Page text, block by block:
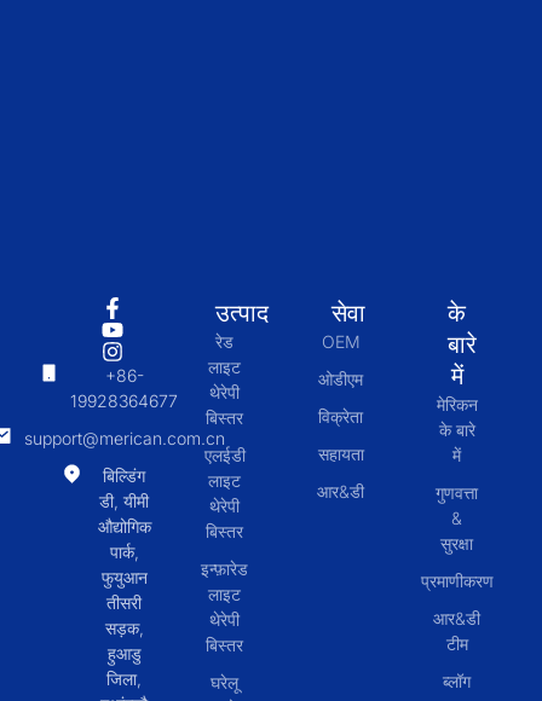
+86-
19928364677
support@merican.com.cn
बिल्डिंग
डी, यीमी
औद्योगिक
पार्क,
फुयुआन
तीसरी
सड़क,
हुआडु
जिला,
उत्पाद
रेड
लाइट
थेरेपी
बिस्तर
एलईडी
लाइट
थेरेपी
बिस्तर
इन्फ़ारेड
लाइट
थेरेपी
बिस्तर
घरेलू
सेवा
OEM
ओडीएम
विक्रेता
सहायता
आर&डी
के
बारे
में
मेरिकन
के बारे
में
गुणवत्ता
&
सुरक्षा
प्रमाणीकरण
आर&डी
टीम
ब्लॉग